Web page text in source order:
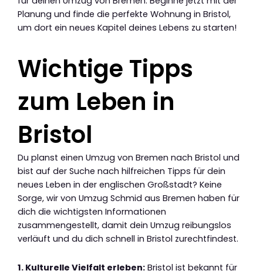
Planung und finde die perfekte Wohnung in Bristol,
um dort ein neues Kapitel deines Lebens zu starten!
Wichtige Tipps
zum Leben in
Bristol
Du planst einen Umzug von Bremen nach Bristol und
bist auf der Suche nach hilfreichen Tipps für dein
neues Leben in der englischen Großstadt? Keine
Sorge, wir von Umzug Schmid aus Bremen haben für
dich die wichtigsten Informationen
zusammengestellt, damit dein Umzug reibungslos
verläuft und du dich schnell in Bristol zurechtfindest.
1. Kulturelle Vielfalt erleben: Bristol ist bekannt für